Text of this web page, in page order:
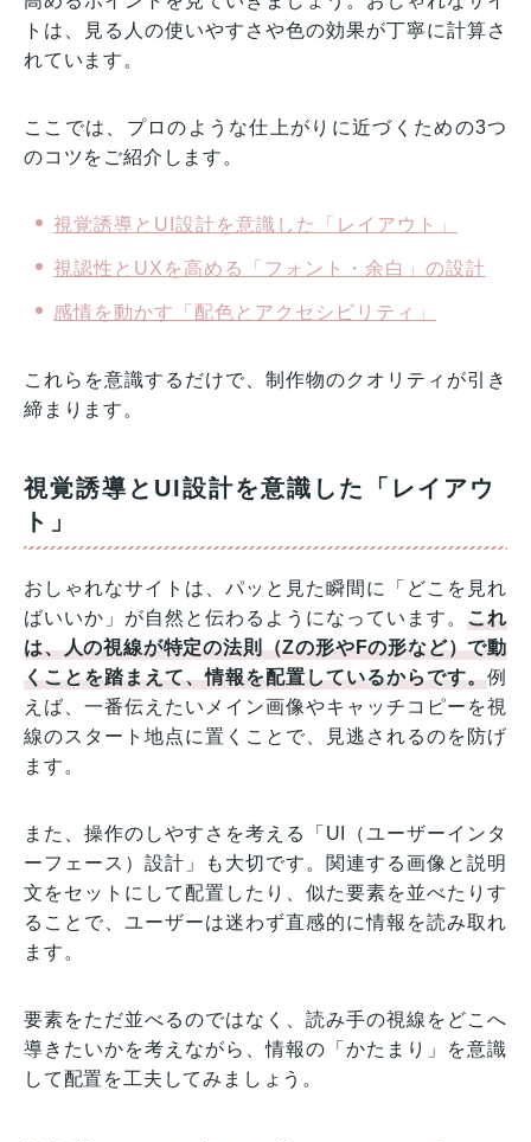
トは、見る人の使いやすさや色の効果が丁寧に計算さ
れています。
ここでは、プロのような仕上がりに近づくための3つ
のコツをご紹介します。
視覚誘導とUI設計を意識した「レイアウト」
視認性とUXを高める「フォント・余白」の設計
感情を動かす「配色とアクセシビリティ」
これらを意識するだけで、制作物のクオリティが引き
締まります。
視覚誘導とUI設計を意識した「レイアウ
ト」
おしゃれなサイトは、パッと見た瞬間に「どこを見れ
ばいいか」が自然と伝わるようになっています。これ
は、人の視線が特定の法則（Zの形やFの形など）で動
くことを踏まえて、情報を配置しているからです。例
えば、一番伝えたいメイン画像やキャッチコピーを視
線のスタート地点に置くことで、見逃されるのを防げ
ます。
また、操作のしやすさを考える「UI（ユーザーインタ
ーフェース）設計」も大切です。関連する画像と説明
文をセットにして配置したり、似た要素を並べたりす
ることで、ユーザーは迷わず直感的に情報を読み取れ
ます。
要素をただ並べるのではなく、読み手の視線をどこへ
導きたいかを考えながら、情報の「かたまり」を意識
して配置を工夫してみましょう。